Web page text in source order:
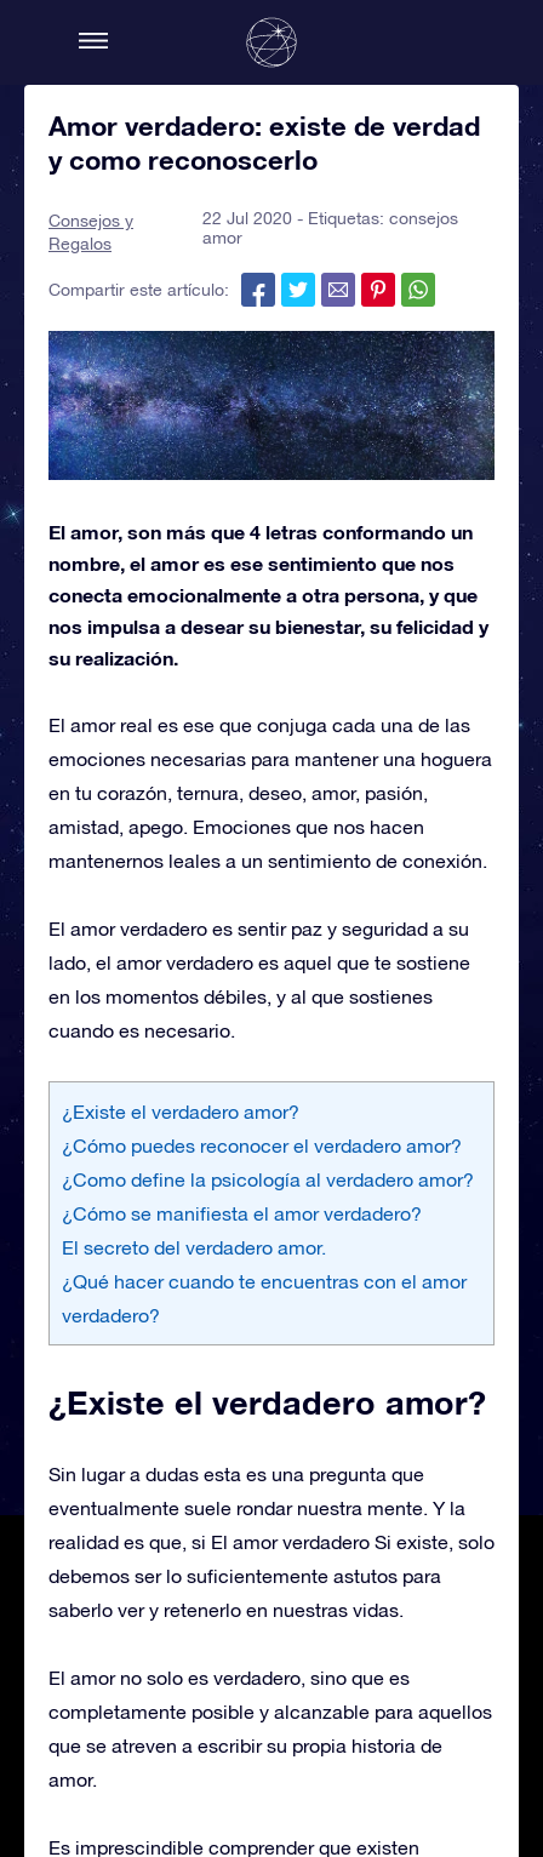
Amor verdadero: existe de verdad
y como reconoscerlo
Consejos y
Regalos
22 Jul 2020 - Etiquetas:consejos
amor
Compartir este artículo:
El amor, son más que 4 letras conformando un
nombre, el amor es ese sentimiento que nos
conecta emocionalmente a otra persona, y que
nos impulsa a desear su bienestar, su felicidad y
su realización.
El amor real es ese que conjuga cada una de las
emociones necesarias para mantener una hoguera
en tu corazón, ternura, deseo, amor, pasión,
amistad, apego. Emociones que nos hacen
mantenernos leales a un sentimiento de conexión.
El amor verdadero es sentir paz y seguridad a su
lado, el amor verdadero es aquel que te sostiene
en los momentos débiles, y al que sostienes
cuando es necesario.
¿Existe el verdadero amor?
¿Cómo puedes reconocer el verdadero amor?
¿Como define la psicología al verdadero amor?
¿Cómo se manifiesta el amor verdadero?
El secreto del verdadero amor.
¿Qué hacer cuando te encuentras con el amor
verdadero?
¿Existe el verdadero amor?
Sin lugar a dudas esta es una pregunta que
eventualmente suele rondar nuestra mente. Y la
realidad es que, si El amor verdadero Si existe, solo
debemos ser lo suficientemente astutos para
saberlo ver y retenerlo en nuestras vidas.
El amor no solo es verdadero, sino que es
completamente posible y alcanzable para aquellos
que se atreven a escribir su propia historia de
amor.
Es imprescindible comprender que existen